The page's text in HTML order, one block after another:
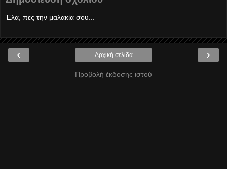
Έλα, πες την μαλακία σου...
‹ ›
Αρχική σελίδα
Προβολή έκδοσης ιστού